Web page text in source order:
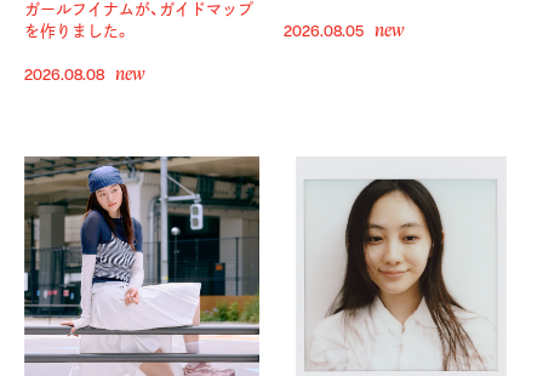
ガールフイナムが、ガイドマップ
を作りました。
2026.08.08 new
2026.08.05 new